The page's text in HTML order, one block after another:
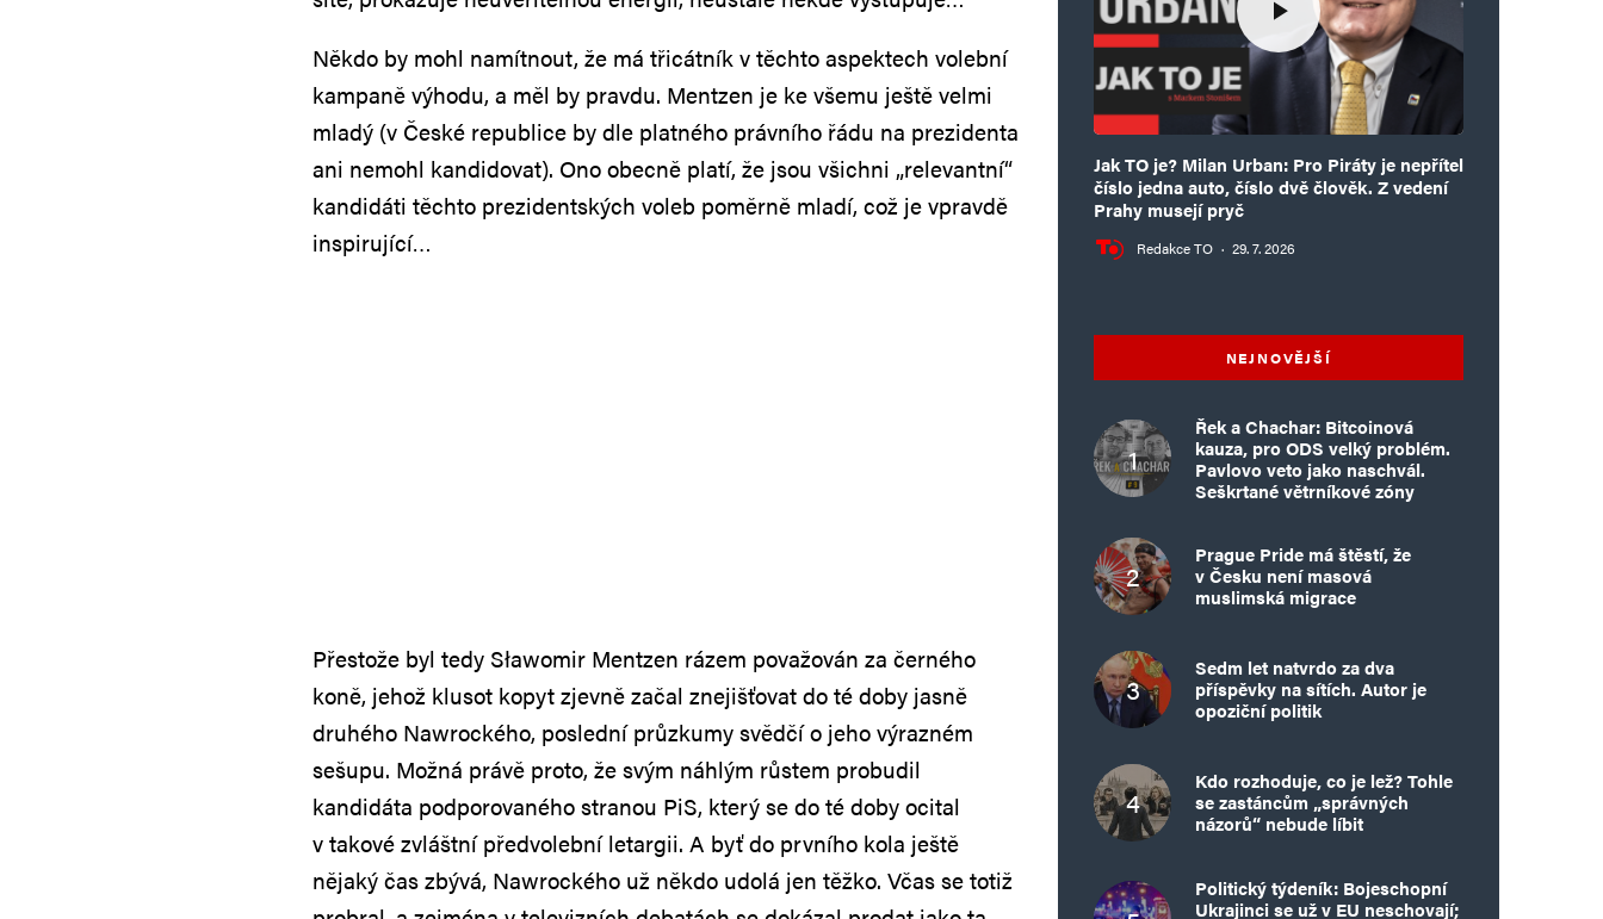
Někdo by mohl namítnout, že má třicátník v těchto aspektech volební
kampaně výhodu, a měl by pravdu. Mentzen je ke všemu ještě velmi
mladý (v České republice by dle platného právního řádu na prezidenta
ani nemohl kandidovat). Ono obecně platí, že jsou všichni „relevantní“
kandidáti těchto prezidentských voleb poměrně mladí, což je vpravdě
inspirující…
Přestože byl tedy Sławomir Mentzen rázem považován za černého
koně, jehož klusot kopyt zjevně začal znejišťovat do té doby jasně
druhého Nawrockého, poslední průzkumy svědčí o jeho výrazném
sešupu. Možná právě proto, že svým náhlým růstem probudil
kandidáta podporovaného stranou PiS, který se do té doby ocital
v takové zvláštní předvolební letargii. A byť do prvního kola ještě
nějaký čas zbývá, Nawrockého už někdo udolá jen těžko. Včas se totiž
Jak TO je? Milan Urban: Pro Piráty je nepřítel
číslo jedna auto, číslo dvě člověk. Z vedení
Prahy musejí pryč
Redakce TO · 29. 7. 2026
NEJNOVĚJŠÍ
Řek a Chachar: Bitcoinová
kauza, pro ODS velký problém.
Pavlovo veto jako naschvál.
Seškrtané větrníkové zóny
Prague Pride má štěstí, že
v Česku není masová
muslimská migrace
Sedm let natvrdo za dva
příspěvky na sítích. Autor je
opoziční politik
Kdo rozhoduje, co je lež? Tohle
se zastáncům „správných
názorů“ nebude líbit
Politický týdeník: Bojeschopní
Ukrajinci se už v EU neschovají;